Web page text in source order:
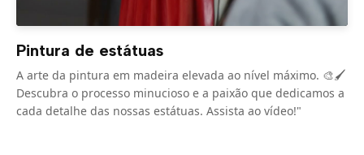
Pintura de estátuas
A arte da pintura em madeira elevada ao nível máximo. 🎨🖌️
Descubra o processo minucioso e a paixão que dedicamos a
cada detalhe das nossas estátuas. Assista ao vídeo!"